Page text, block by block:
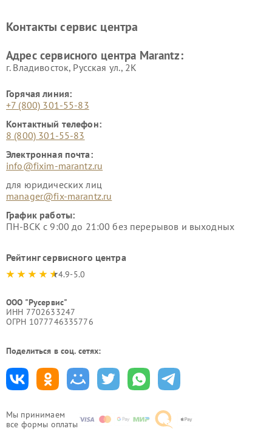
Мы принимаем
все формы оплаты
Контакты сервис центра
Адрес сервисного центра Marantz:
г. Владивосток, Русская ул., 2К
Горячая линия:
+7 (800) 301-55-83
Контактный телефон:
8 (800) 301-55-83
Электронная почта:
info@fixim-marantz.ru
для юридических лиц
manager@fix-marantz.ru
График работы:
ПН-ВСК с 9:00 до 21:00 без перерывов и выходных
Рейтинг сервисного центра
4.9-5.0
ООО "Русервис"
ИНН 7702633247
ОГРН 1077746335776
Поделиться в соц. сетях: